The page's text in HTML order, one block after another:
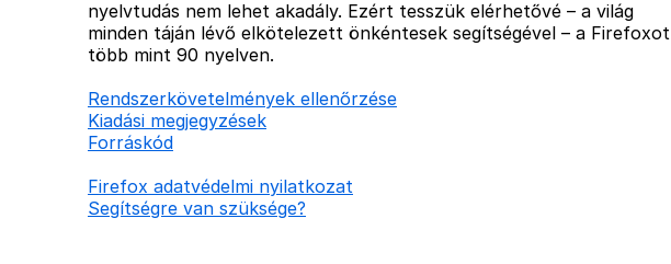
nyelvtudás nem lehet akadály. Ezért tesszük elérhetővé – a világ
minden táján lévő elkötelezett önkéntesek segítségével – a Firefoxot
több mint 90 nyelven.
Rendszerkövetelmények ellenőrzése
Kiadási megjegyzések
Forráskód
Firefox adatvédelmi nyilatkozat
Segítségre van szüksége?